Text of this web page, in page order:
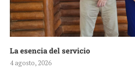
La esencia del servicio
4 agosto, 2026